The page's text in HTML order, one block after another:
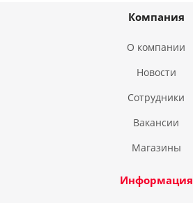
Компания
О компании
Новости
Сотрудники
Вакансии
Магазины
Информация